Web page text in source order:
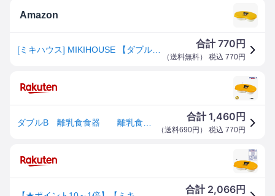
Amazon
合計770 円
（送料無料） 税込 770円
合計1,460 円
（送料690円 ） 税込 770円
合計 2,066円